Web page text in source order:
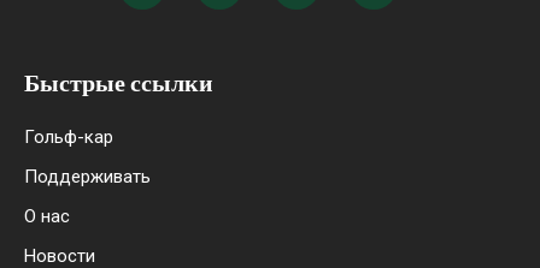
Быстрые ссылки
Гольф-кар
Поддерживать
О нас
Новости